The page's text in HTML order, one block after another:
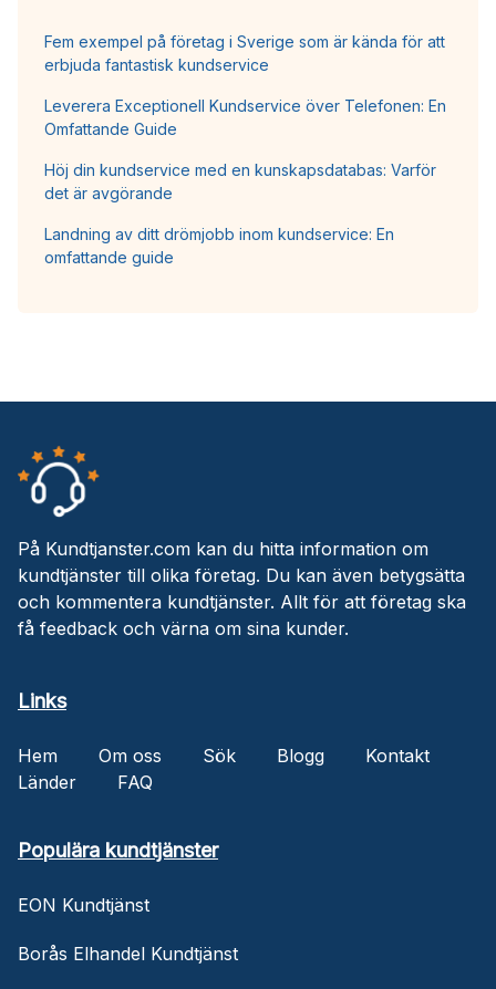
Fem exempel på företag i Sverige som är kända för att
erbjuda fantastisk kundservice
Leverera Exceptionell Kundservice över Telefonen: En
Omfattande Guide
Höj din kundservice med en kunskapsdatabas: Varför
det är avgörande
Landning av ditt drömjobb inom kundservice: En
omfattande guide
På Kundtjanster.com kan du hitta information om
kundtjänster till olika företag. Du kan även betygsätta
och kommentera kundtjänster. Allt för att företag ska
få feedback och värna om sina kunder.
Links
Hem Om oss Sök Blogg
Kontakt
Länder
FAQ
Populära kundtjänster
EON Kundtjänst
Borås Elhandel Kundtjänst